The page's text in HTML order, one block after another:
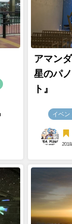
アマン
星のパ
ト』
イベン